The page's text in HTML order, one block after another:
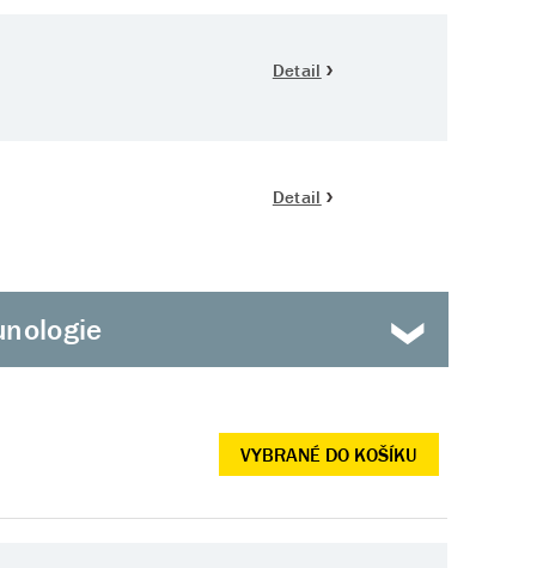
Detail
Detail
VYBRANÉ DO KOŠÍKU